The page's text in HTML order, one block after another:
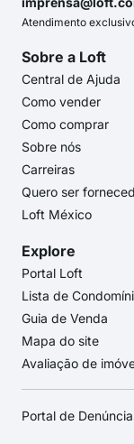
Atendimento
Sobre a Loft
Central de Ajuda
Como vender
Como comprar
Sobre nós
Carreiras
Quero ser
Loft México
Explore
Portal Loft
Lista de
Guia de Venda
Mapa do site
Avaliação de
Portal de